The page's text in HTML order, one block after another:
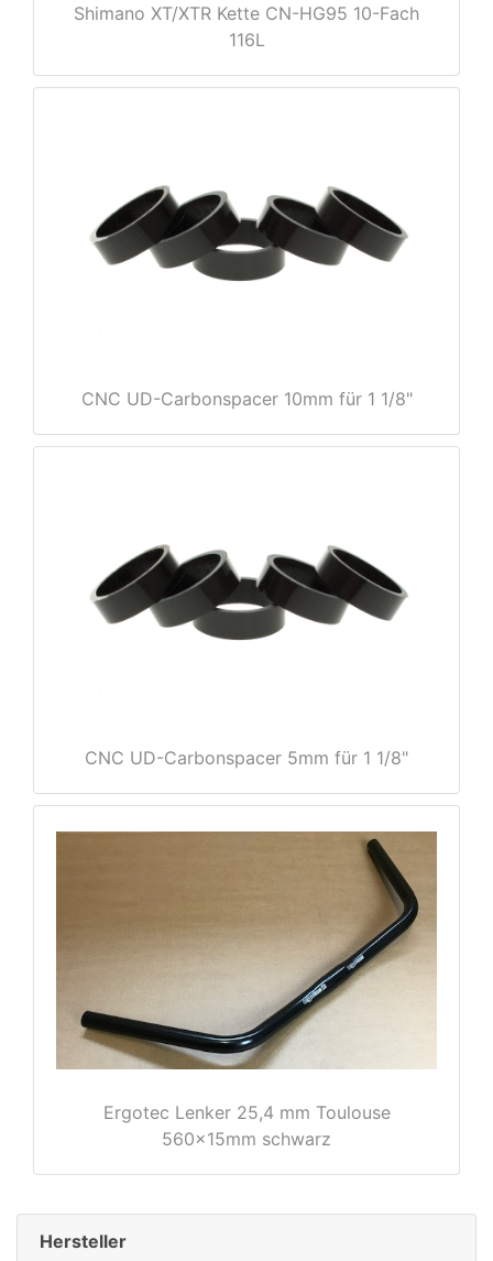
Shimano XT/XTR Kette CN-HG95 10-Fach
116L
CNC UD-Carbonspacer 10mm für 1 1/8"
CNC UD-Carbonspacer 5mm für 1 1/8"
Ergotec Lenker 25,4 mm Toulouse
560x15mm schwarz
Hersteller